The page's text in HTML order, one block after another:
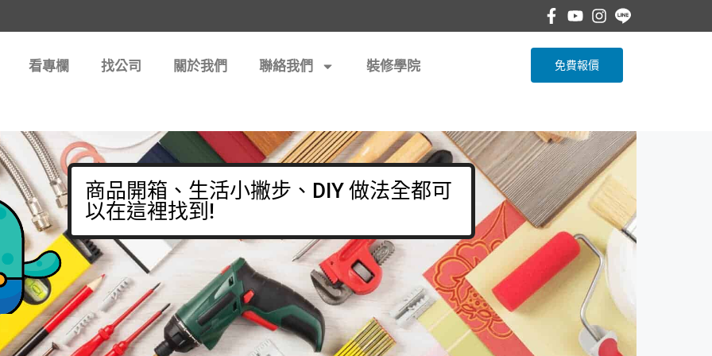
看專欄 找公司 關於我們 聯絡我們 裝修學院 免費報價
商品開箱、生活小撇步、DIY 做法全都可
以在這裡找到!